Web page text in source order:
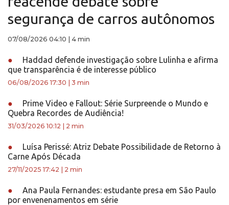
segurança de carros autônomos
07/08/2026 04:10 4 min
●
Haddad defende investigação sobre Lulinha e afirma
que transparência é de interesse público
06/08/2026 17:30 3 min
●
Prime Video e Fallout: Série Surpreende o Mundo e
Quebra Recordes de Audiência!
31/03/2026 10:12 2 min
●
Luísa Perissé: Atriz Debate Possibilidade de Retorno à
Carne Após Década
27/11/2025 17:42 2 min
●
Ana Paula Fernandes: estudante presa em São Paulo
por envenenamentos em série